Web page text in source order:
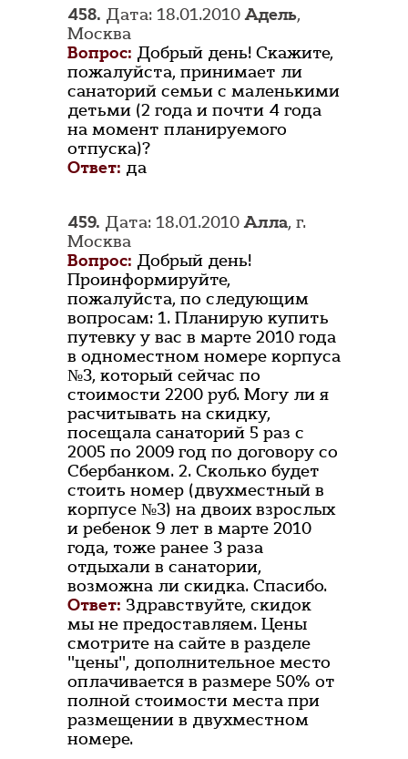
458. Дата: 18.01.2010Адель,
Москва
Вопрос: Добрый день! Скажите,
пожалуйста, принимает ли
санаторий семьи с маленькими
детьми (2 года и почти 4 года
на момент планируемого
отпуска)?
Ответ: да
459. Дата: 18.01.2010Алла, г.
Москва
Вопрос: Добрый день!
Проинформируйте,
пожалуйста, по следующим
вопросам: 1. Планирую купить
путевку у вас в марте 2010 года
в одноместном номере корпуса
№3, который сейчас по
стоимости 2200 руб. Могу ли я
расчитывать на скидку,
посещала санаторий 5 раз с
2005 по 2009 год по договору со
Сбербанком. 2. Сколько будет
стоить номер (двухместный в
корпусе №3) на двоих взрослых
и ребенок 9 лет в марте 2010
года, тоже ранее 3 раза
отдыхали в санатории,
возможна ли скидка. Спасибо.
Ответ: Здравствуйте, скидок
мы не предоставляем. Цены
смотрите на сайте в разделе
"цены", дополнительное место
оплачивается в размере 50% от
полной стоимости места при
размещении в двухместном
номере.